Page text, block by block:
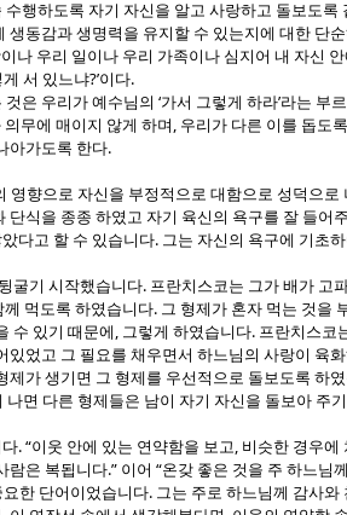
행하도록 자기 자신을 알고 사랑하고 돌보도록
동감과 생명력을 유지할 수 있는지에 대한 단
나 우리 일이나 우리 가족이나 심지어 내 자신
서 있느냐?’이다.
은 우리가 예수님의 ‘가서 그렇게 하라’라는 부
의무에 매이지 않게 하며 , 우리가 다른 이를 돕도
아가도록 한다.
영향으로 자신을 부정적으로 대함으로 성덕으로
단식을 종종 하였고 자기 육신의 욕구를 잘 들어
다고 할 수 있습니다. 그는 자신의 욕구에 기초
굴기 시작했습니다. 프란치스코는 그가 배가 고
먹도록 하였습니다. 그 형제가 혼자 먹는 것을
수 있기 때문에 , 그렇게 하였습니다. 프란치스코
었고 그 필요를 채우면서 하느님의 사랑이 육
가 생기면 그 형제를 우선적으로 돌보도록 하
나면 다른 형제들은 남이 자기 자신을 돌보아 주
. “이웃 안에 있는 연약함을 보고, 비슷한 경우에
람은 복됩니다.” 이어 “온갖 좋은 것을 주 하느님
한 단어이었습니다. 그는 주로 하느님께 감사와